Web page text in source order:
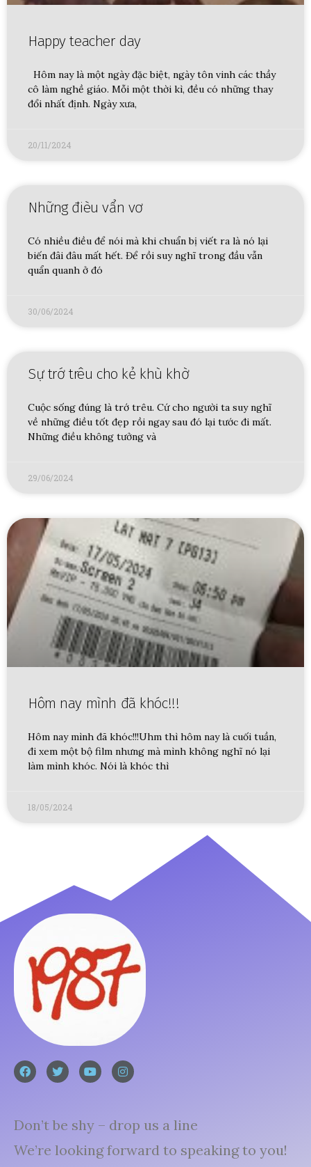
Happy teacher day
Hôm nay là một ngày đặc biệt, ngày tôn vinh các thầy
cô làm nghề giáo. Mỗi một thời kì, đều có những thay
đổi nhất định. Ngày xưa,
20/11/2024
Những đièu vẩn vơ
Có nhiều điều để nói mà khi chuẩn bị viết ra là nó lại
biến đâi đâu mất hết. Để rồi suy nghĩ trong đầu vẫn
quẩn quanh ở đó
30/06/2024
Sự trớ trêu cho kẻ khù khờ
Cuộc sống đúng là trớ trêu. Cứ cho người ta suy nghĩ
về những điều tốt đẹp rồi ngay sau đó lại tước đi mất.
Những điều không tưởng và
29/06/2024
Hôm nay mình đã khóc!!!
Hôm nay mình đã khóc!!!Uhm thì hôm nay là cuối tuần,
đi xem một bộ film nhưng mà mình không nghĩ nó lại
làm mình khóc. Nói là khóc thì
18/05/2024
Don’t be shy – drop us a line
We’re looking forward to speaking to you!